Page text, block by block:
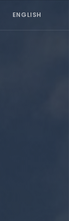
ENGLISH